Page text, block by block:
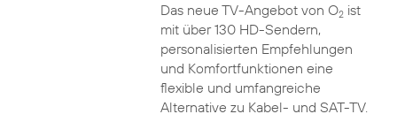
Das neue TV-Angebot von O2ist
mit über 130 HD-Sendern,
personalisierten Empfehlungen
und Komfortfunktionen eine
flexible und umfangreiche
Alternative zu Kabel- und SAT-TV.